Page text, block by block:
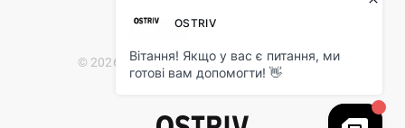
© 2026 Ostriv.ua Store. All Rights Reserved.